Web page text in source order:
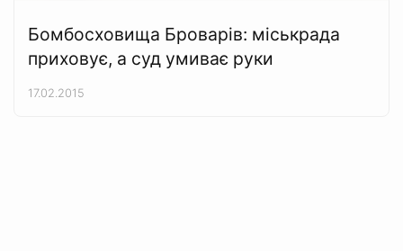
Бомбосховища Броварів: міськрада
приховує, а суд умиває руки
17.02.2015